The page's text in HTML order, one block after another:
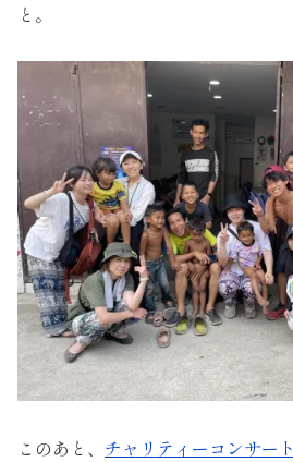
と。
このあと、 チャリティーコンサート